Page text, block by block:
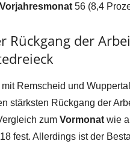
Vorjahresmonat 56 (8,4
Rückgang der
mit Remscheid und
stärksten Rückgang der
zum Vormonat wie
fest. Allerdings ist der